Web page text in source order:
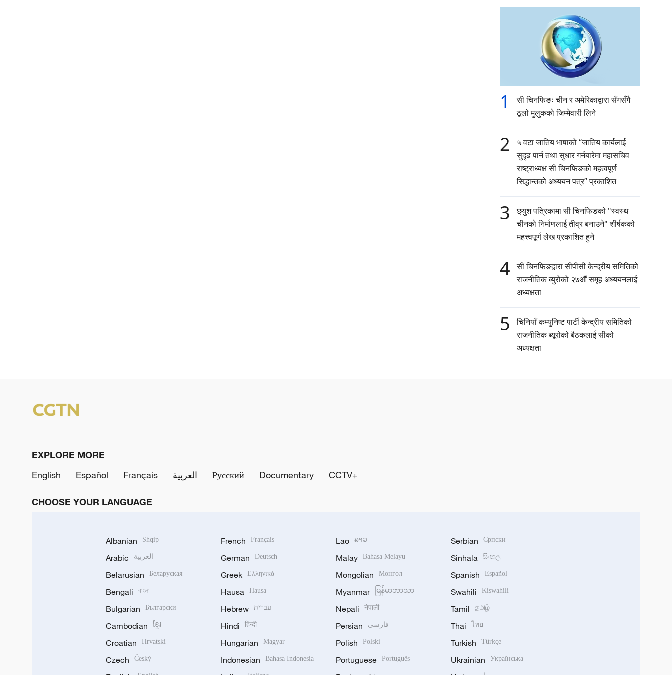
1
सी चिनफिङः चीन र अमेरिकाद्वारा सँगसँगै
ठूलो मुलुकको जिम्मेवारी लिने
2
५ वटा जातिय भाषाको “जातिय कार्यलाई
सुदृढ पार्न तथा सुधार गर्नबारेमा महासचिव
राष्ट्राध्यक्ष सी चिनफिङको महत्वपूर्ण
सिद्धान्तको अध्ययन पत्र” प्रकाशित
3
छ्युश पत्रिकामा सी चिनफिङको "स्वस्थ
चीनको निर्माणलाई तीव्र बनाउने" शीर्षकको
महत्त्वपूर्ण लेख प्रकाशित हुने
4
सी चिनफिङद्वारा सीपीसी केन्द्रीय समितिको
राजनीतिक ब्युरोको २७औं समूह अध्ययनलाई
अध्यक्षता
5
चिनियाँ कम्युनिष्ट पार्टी केन्द्रीय समितिको
राजनीतिक ब्यूरोको बैठकलाई सीको
अध्यक्षता
EXPLORE MORE
English
Español Français العربية Русский Documentary CCTV+
CHOOSE YOUR LANGUAGE
Albanian Shqip
Arabic العربية
Belarusian Беларуская
Bengali বাংলা
Bulgarian Български
Cambodian ខ្មែរ
Croatian Hrvatski
Czech Český
French Français
German Deutsch
Greek Ελληνικά
Hausa Hausa
Hebrew עברית
Hindi हिन्दी
Hungarian Magyar
Indonesian Bahasa Indonesia
Lao ລາວ
Malay Bahasa Melayu
Mongolian Монгол
Myanmar မြန်မာဘာသာ
Nepali नेपाली
Persian فارسی
Polish Polski
Portuguese Português
Serbian Српски
Sinhala සිංහල
Spanish Español
Swahili Kiswahili
Tamil தமிழ்
Thai ไทย
Turkish Türkçe
Ukrainian Українська